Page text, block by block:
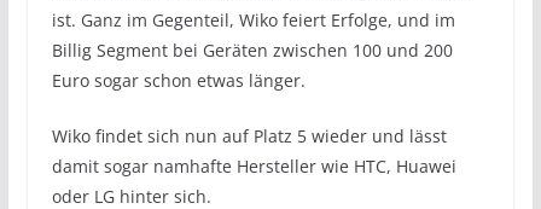
ist. Ganz im Gegenteil, Wiko feiert Erfolge, und im
Billig Segment bei Geräten zwischen 100 und 200
Euro sogar schon etwas länger.
Wiko findet sich nun auf Platz 5 wieder und lässt
damit sogar namhafte Hersteller wie HTC, Huawei
oder LG hinter sich.